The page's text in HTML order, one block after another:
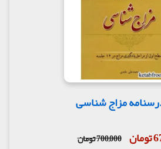
مزاج شناسی
700,000 تومان